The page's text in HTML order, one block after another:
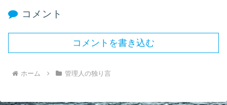
コメント
コメントを書き込む
ホーム 管理人の独り言